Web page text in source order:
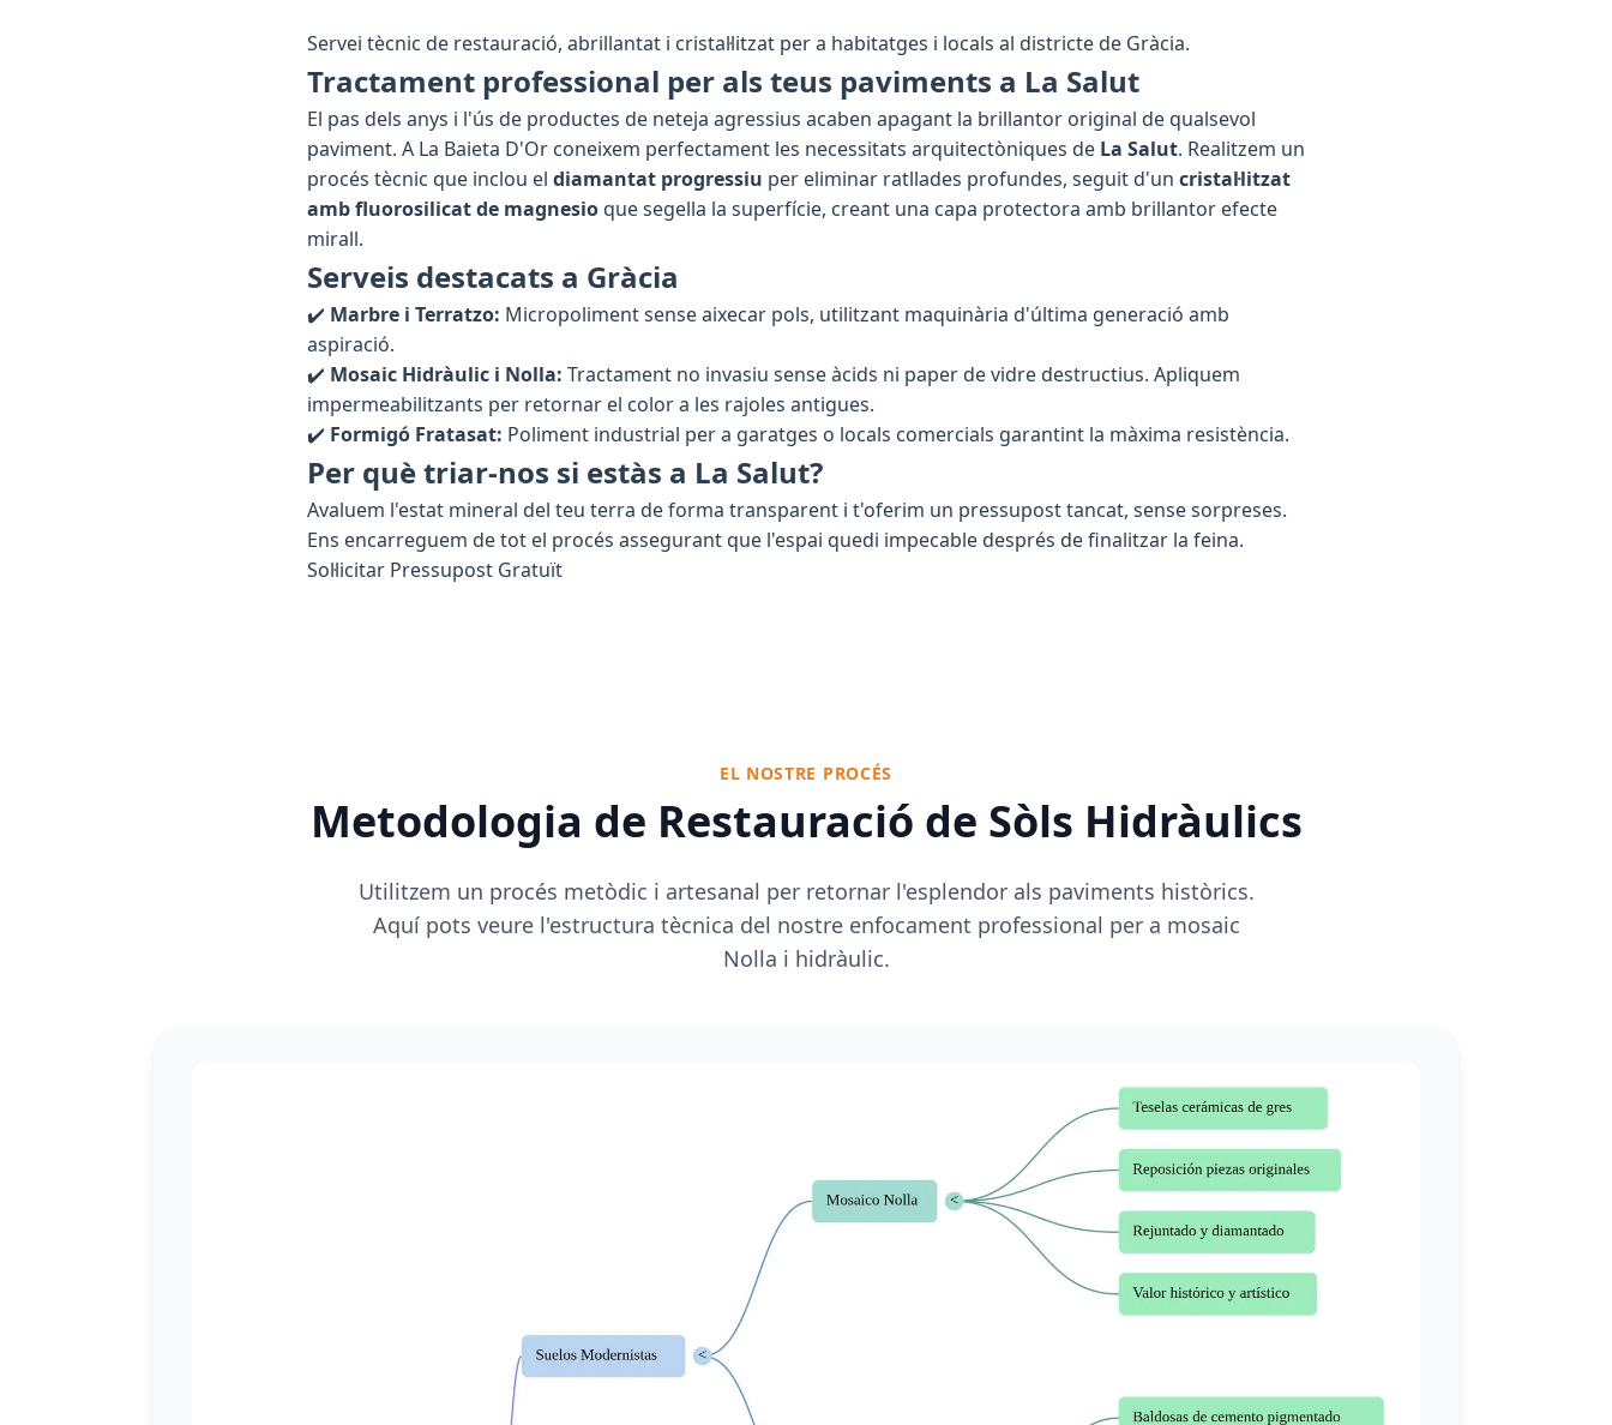
Servei tècnic de restauració, abrillantat i cristal·litzat per a habitatges i locals al districte de Gràcia.
Tractament professional per als teus paviments a La Salut
El pas dels anys i l'ús de productes de neteja agressius acaben apagant la brillantor original de qualsevol
paviment. A La Baieta D'Or coneixem perfectament les necessitats arquitectòniques de La Salut. Realitzem un
procés tècnic que inclou el diamantat progressiu per eliminar ratllades profundes, seguit d'un cristal·litzat
amb fluorosilicat de magnesioque segella la superfície, creant una capa protectora amb brillantor efecte
mirall.
Serveis destacats a Gràcia
✔️ Marbre i Terratzo: Micropoliment sense aixecar pols, utilitzant maquinària d'última generació amb
aspiració.
✔️ Mosaic Hidràulic i Nolla: Tractament no invasiu sense àcids ni paper de vidre destructius. Apliquem
impermeabilitzants per retornar el color a les rajoles antigues.
✔️ Formigó Fratasat: Poliment industrial per a garatges o locals comercials garantint la màxima resistència.
Per què triar-nos si estàs a La Salut?
Avaluem l'estat mineral del teu terra de forma transparent i t'oferim un pressupost tancat, sense sorpreses.
Ens encarreguem de tot el procés assegurant que l'espai quedi impecable després de finalitzar la feina.
Sol·licitar Pressupost Gratuït
EL NOSTRE PROCÉS
Metodologia de Restauració de Sòls Hidràulics
Utilitzem un procés metòdic i artesanal per retornar l'esplendor als paviments històrics.
Aquí pots veure l'estructura tècnica del nostre enfocament professional per a mosaic
Nolla i hidràulic.